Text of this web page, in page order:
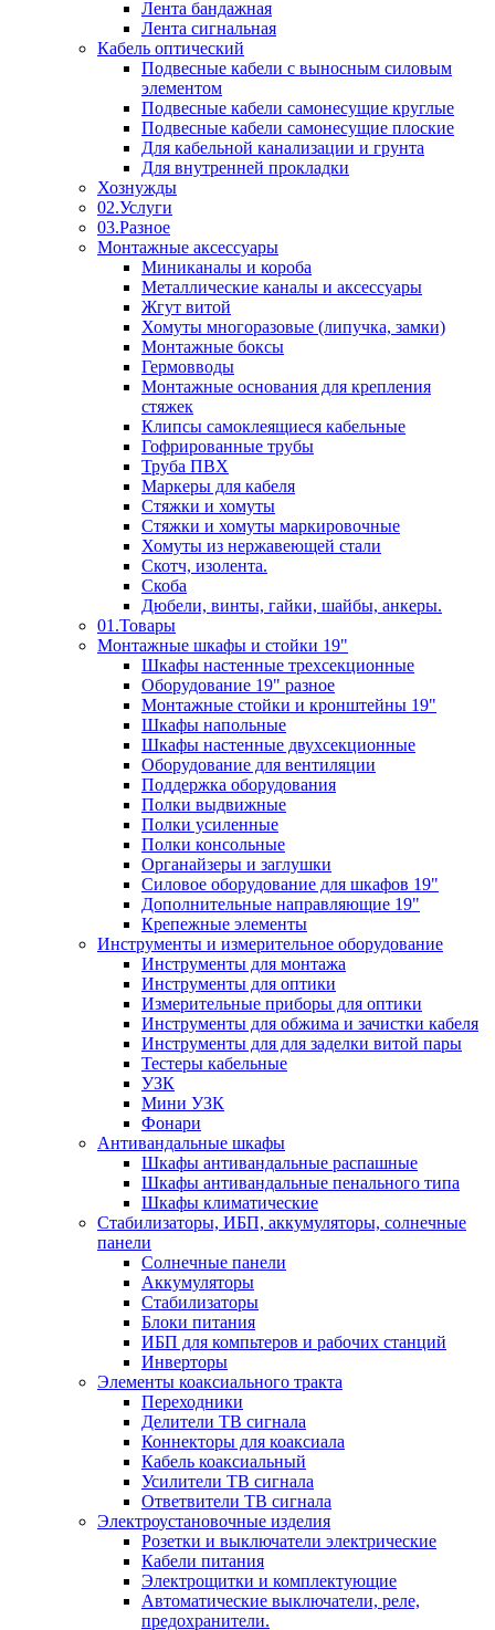
Лента бандажная
Лента сигнальная
Кабель оптический
Подвесные кабели с выносным силовым
элементом
Подвесные кабели самонесущие круглые
Подвесные кабели самонесущие плоские
Для кабельной канализации и грунта
Для внутренней прокладки
Хознужды
02.Услуги
03.Разное
Монтажные аксессуары
Миниканалы и короба
Металлические каналы и аксессуары
Жгут витой
Хомуты многоразовые (липучка, замки)
Монтажные боксы
Гермовводы
Монтажные основания для крепления
стяжек
Клипсы самоклеящиеся кабельные
Гофрированные трубы
Труба ПВХ
Маркеры для кабеля
Стяжки и хомуты
Стяжки и хомуты маркировочные
Хомуты из нержавеющей стали
Скотч, изолента.
Скоба
Дюбели, винты, гайки, шайбы, анкеры.
01.Товары
Монтажные шкафы и стойки 19"
Шкафы настенные трехсекционные
Оборудование 19" разное
Монтажные стойки и кронштейны 19"
Шкафы напольные
Шкафы настенные двухсекционные
Оборудование для вентиляции
Поддержка оборудования
Полки выдвижные
Полки усиленные
Полки консольные
Органайзеры и заглушки
Силовое оборудование для шкафов 19"
Дополнительные направляющие 19"
Крепежные элементы
Инструменты и измерительное оборудование
Инструменты для монтажа
Инструменты для оптики
Измерительные приборы для оптики
Инструменты для обжима и зачистки кабеля
Инструменты для для заделки витой пары
Тестеры кабельные
УЗК
Мини УЗК
Фонари
Антивандальные шкафы
Шкафы антивандальные распашные
Шкафы антивандальные пенального типа
Шкафы климатические
Стабилизаторы, ИБП, аккумуляторы, солнечные
панели
Солнечные панели
Аккумуляторы
Стабилизаторы
Блоки питания
ИБП для компьтеров и рабочих станций
Инверторы
Элементы коаксиального тракта
Переходники
Делители ТВ сигнала
Коннекторы для коаксиала
Кабель коаксиальный
Усилители ТВ сигнала
Ответвители ТВ сигнала
Электроустановочные изделия
Розетки и выключатели электрические
Кабели питания
Электрощитки и комплектующие
Автоматические выключатели, реле,
предохранители.